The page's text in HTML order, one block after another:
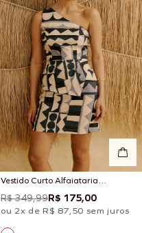
Vestido Curto Alfaiataria
Estampado Quilt
R$ 349,99R$ 175,00
ou 2x de R$ 87,50 sem juros